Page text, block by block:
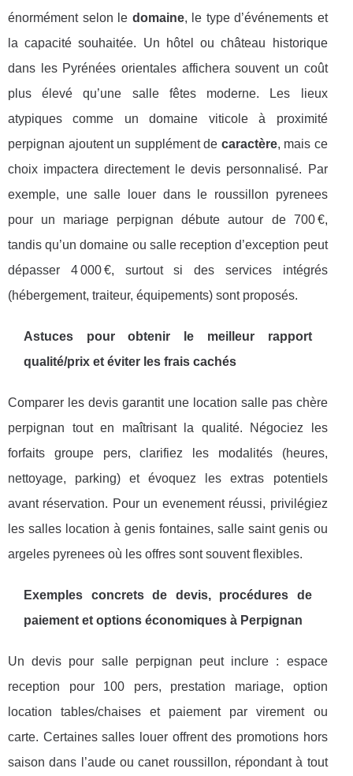
énormément selon le domaine, le type d’événements et
la capacité souhaitée. Un hôtel ou château historique
dans les Pyrénées orientales affichera souvent un coût
plus élevé qu’une salle fêtes moderne. Les lieux
atypiques comme un domaine viticole à proximité
perpignan ajoutent un supplément de caractère, mais ce
choix impactera directement le devis personnalisé. Par
exemple, une salle louer dans le roussillon pyrenees
pour un mariage perpignan débute autour de 700 €,
tandis qu’un domaine ou salle reception d’exception peut
dépasser 4 000 €, surtout si des services intégrés
(hébergement, traiteur, équipements) sont proposés.
Astuces pour obtenir le meilleur rapport
qualité/prix et éviter les frais cachés
Comparer les devis garantit une location salle pas chère
perpignan tout en maîtrisant la qualité. Négociez les
forfaits groupe pers, clarifiez les modalités (heures,
nettoyage, parking) et évoquez les extras potentiels
avant réservation. Pour un evenement réussi, privilégiez
les salles location à genis fontaines, salle saint genis ou
argeles pyrenees où les offres sont souvent flexibles.
Exemples concrets de devis, procédures de
paiement et options économiques à Perpignan
Un devis pour salle perpignan peut inclure : espace
reception pour 100 pers, prestation mariage, option
location tables/chaises et paiement par virement ou
carte. Certaines salles louer offrent des promotions hors
saison dans l’aude ou canet roussillon, répondant à tout